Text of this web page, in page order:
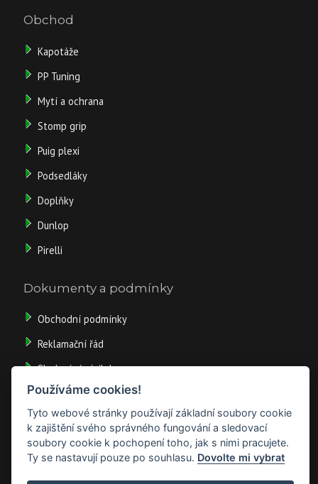
Obchod
Kapotáže
PP Tuning
Mytí a ochrana
Stomp grip
Puig plexi
Podsedláky
Doplňky
Dunlop
Pirelli
Dokumenty a podmínky
Obchodní podmínky
Reklamační řád
Sledování zásilek
Doprava
Odstoupit od smlouvy
Používáme cookies!
Tyto webové stránky používají základní soubory cookie
k zajištění svého správného fungování a sledovací
soubory cookie k pochopení toho, jak s nimi pracujete.
Ty se nastavují pouze po souhlasu. Dovolte mi vybrat